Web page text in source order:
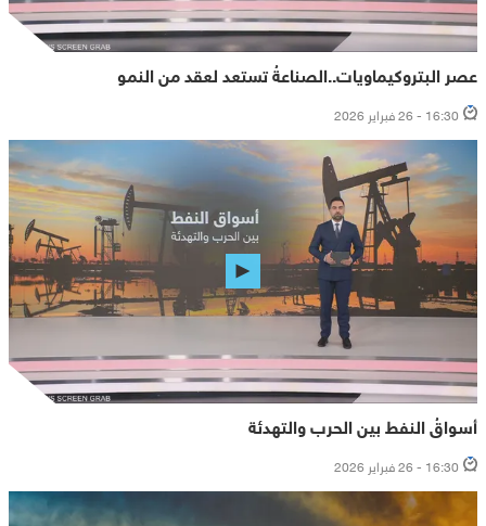
عصر البتروكيماويات..الصناعةُ تستعد لعقد من النمو
16:30 - 26 فبراير 2026
أسواقُ النفط بين الحرب والتهدئة
16:30 - 26 فبراير 2026